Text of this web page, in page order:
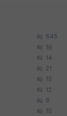
645
19
14
21
15
12
9
10